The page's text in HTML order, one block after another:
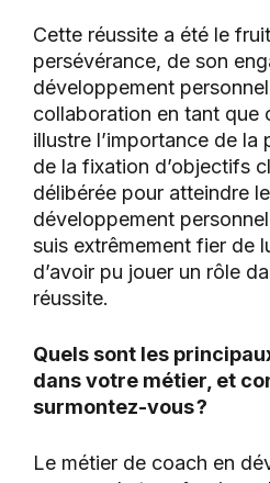
Cette réussite a été le
persévérance, de son
développement
collaboration en tant que
illustre l’importance de la
de la fixation d’objectifs
délibérée pour atteindre
développement
suis extrêmement fier de
d’avoir pu jouer un rôle
réussite.
Quels sont les
dans votre métier, et
surmontez-vous ?
Le métier de coach en